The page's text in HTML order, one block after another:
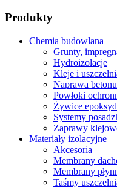
Produkty
Chemia budowlana
Grunty,
Hydroizolacje
Kleje i
Naprawa betonu
Powłoki
Żywice
Systemy
Zaprawy
Materiały izolacyjne
Akcesoria
Membrany
Membrany
Taśmy